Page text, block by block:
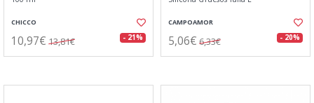
CHICCO
10,97€ 13,81€ - 21%
CAMPOAMOR
5,06€ 6,33€ - 20%